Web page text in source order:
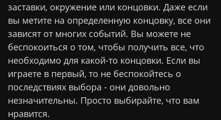
заставки, окружение или концовки. Даже если
вы метите на определенную концовку, все они
зависят от многих событий. Вы можете не
беспокоиться о том, чтобы получить все, что
необходимо для какой-то концовки. Если вы
играете в первый, то не беспокойтесь о
последствиях выбора - они довольно
незначительны. Просто выбирайте, что вам
нравится.